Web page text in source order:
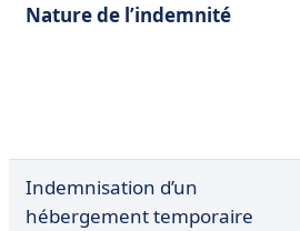
Nature de l’indemnité
Indemnisation d’un
hébergement temporaire